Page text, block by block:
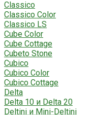
Classico
Classico Color
Classico LS
Cube Color
Cube Cottage
Cubeto Stone
Cubico
Cubico Color
Cubico Cottage
Delta
Delta 10 и Delta 20
Deltini и Mini-Deltini